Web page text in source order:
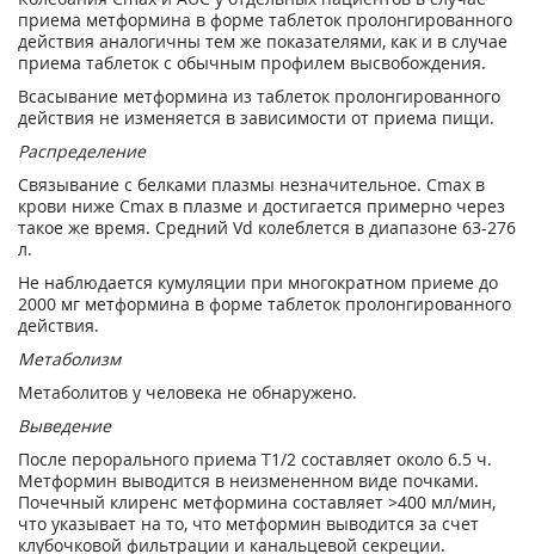
приема метформина в форме таблеток пролонгированного
действия аналогичны тем же показателями, как и в случае
приема таблеток с обычным профилем высвобождения.
Всасывание метформина из таблеток пролонгированного
действия не изменяется в зависимости от приема пищи.
Распределение
Связывание с белками плазмы незначительное. Сmax в
крови ниже Сmax в плазме и достигается примерно через
такое же время. Средний Vd колеблется в диапазоне 63-276
л.
Не наблюдается кумуляции при многократном приеме до
2000 мг метформина в форме таблеток пролонгированного
действия.
Метаболизм
Метаболитов у человека не обнаружено.
Выведение
После перорального приема T1/2 составляет около 6.5 ч.
Метформин выводится в неизмененном виде почками.
Почечный клиренс метформина составляет >400 мл/мин,
что указывает на то, что метформин выводится за счет
клубочковой фильтрации и канальцевой секреции.